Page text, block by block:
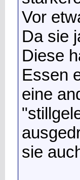
Vor
Da sie
Diese
Essen
eine
sie